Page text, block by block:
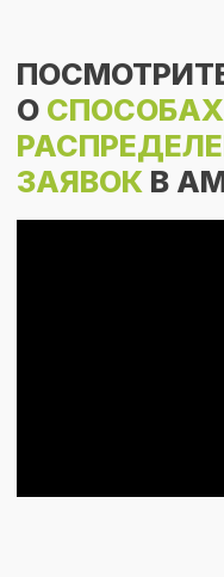
КАК ПОДКЛЮЧИТЬ
ВИДЖЕТ?
01